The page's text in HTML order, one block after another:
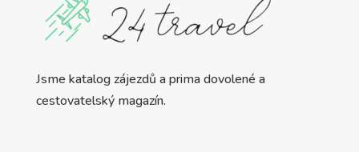
Jsme katalog zájezdů a prima dovolené a
cestovatelský magazín.